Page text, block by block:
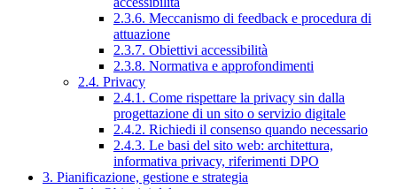
2.3.6. Meccanismo di feedback e procedura di
attuazione
2.3.7. Obiettivi accessibilità
2.3.8. Normativa e approfondimenti
2.4. Privacy
2.4.1. Come rispettare la privacy sin dalla
progettazione di un sito o servizio digitale
2.4.2. Richiedi il consenso quando necessario
2.4.3. Le basi del sito web: architettura,
informativa privacy, riferimenti DPO
3. Pianificazione, gestione e strategia